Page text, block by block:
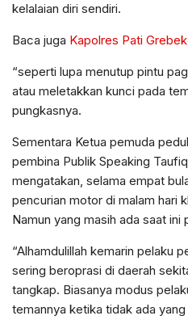
kelalaian diri sendiri.
Baca juga Kapolres Pati
“seperti lupa menutup pintu
atau meletakkan kunci pada
pungkasnya.
Sementara Ketua pemuda
pembina Publik Speaking
mengatakan, selama empat
pencurian motor di malam hari
Namun yang masih ada saat
“Alhamdulillah kemarin pelaku
sering beroprasi di daerah
tangkap. Biasanya modus
temannya ketika tidak ada